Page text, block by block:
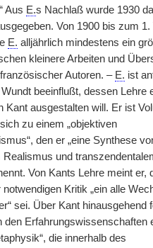
Aus E.s Nachlaß wurde 1930
Von 1900 bis zum
E. alljährlich mindestens ein
kleinere Arbeiten und
Autoren. – E. ist
beeinflußt, dessen Lehre
Kant ausgestalten will. Er ist
zu einem „objektiven
den er „eine Synthese
und
Von Kants Lehre meint er,
notwendigen Kritik „ein alle
sei. Über Kant hinausgehend
den Erfahrungswissenschaften
die innerhalb des